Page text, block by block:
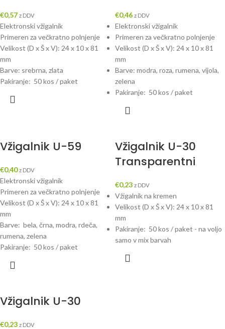
€0,57 z DDV
Elektronski vžigalnik
Primeren za večkratno polnjenje
Velikost (D x Š x V): 24 x 10 x 81
mm
Barve: srebrna, zlata
Pakiranje: 50 kos / paket
€0,46 z DDV
Elektronski vžigalnik
Primeren za večkratno polnjenje
Velikost (D x Š x V): 24 x 10 x 81
mm
Barve: modra, roza, rumena, vijola,
zelena
Pakiranje: 50 kos / paket
Vžigalnik U-59
€0,40 z DDV
Elektronski vžigalnik
Primeren za večkratno polnjenje
Velikost (D x Š x V): 24 x 10 x 81
mm
Barve: bela, črna, modra, rdeča,
rumena, zelena
Pakiranje: 50 kos / paket
Vžigalnik U-30
Transparentni
€0,23 z DDV
Vžigalnik na kremen
Velikost (D x Š x V): 24 x 10 x 81
mm
Pakiranje: 50 kos / paket - na voljo
samo v mix barvah
Vžigalnik U-30
€0,23 z DDV